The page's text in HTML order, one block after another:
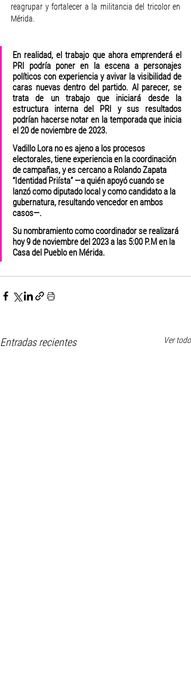
reagrupar y fortalecer a la militancia del tricolor en
Mérida.
En realidad, el trabajo que ahora emprenderá el
PRI podría poner en la escena a personajes
políticos con experiencia y avivar la visibilidad de
caras nuevas dentro del partido. Al parecer, se
trata de un trabajo que iniciará desde la
estructura interna del PRI y sus resultados
podrían hacerse notar en la temporada que inicia
el 20 de noviembre de 2023.
Vadillo Lora no es ajeno a los procesos
electorales, tiene experiencia en la coordinación
de campañas, y es cercano a Rolando Zapata
“Identidad Priísta” —a quién apoyó cuando se
lanzó como diputado local y como candidato a la
gubernatura, resultando vencedor en ambos
casos—.
Su nombramiento como coordinador se realizará
hoy 9 de noviembre del 2023 a las 5:00 P.M en la
Casa del Pueblo en Mérida.
Entradas recientes Ver todo